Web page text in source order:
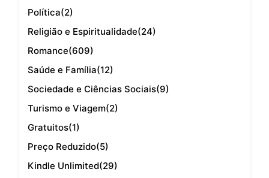
Política(2)
Religião e Espiritualidade(24)
Romance(609)
Saúde e Família(12)
Sociedade e Ciências Sociais(9)
Turismo e Viagem(2)
Gratuitos(1)
Preço Reduzido(5)
Kindle Unlimited(29)